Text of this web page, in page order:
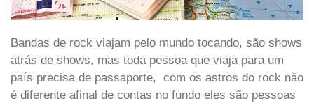
Bandas de rock viajam pelo mundo tocando, são shows
atrás de shows, mas toda pessoa que viaja para um
país precisa de passaporte, com os astros do rock não
é diferente afinal de contas no fundo eles são pessoas